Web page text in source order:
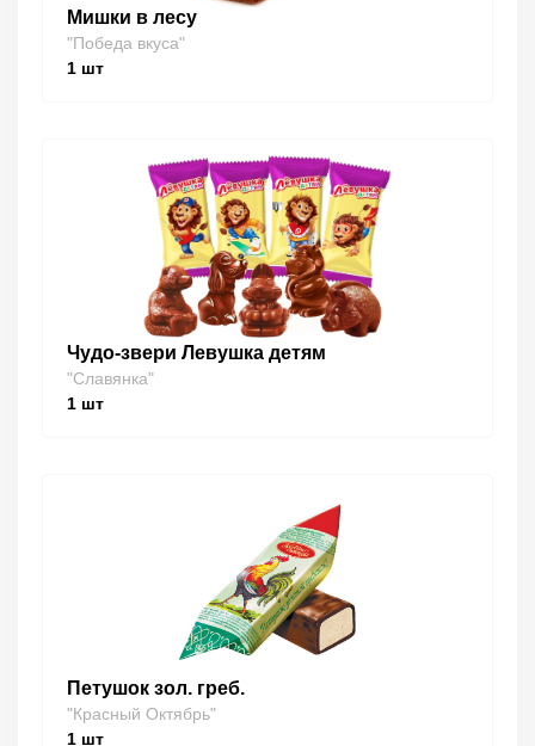
Мишки в лесу
"Победа вкуса"
1 шт
Чудо-звери Левушка детям
"Славянка"
1 шт
Петушок зол. греб.
"Красный Октябрь"
1 шт